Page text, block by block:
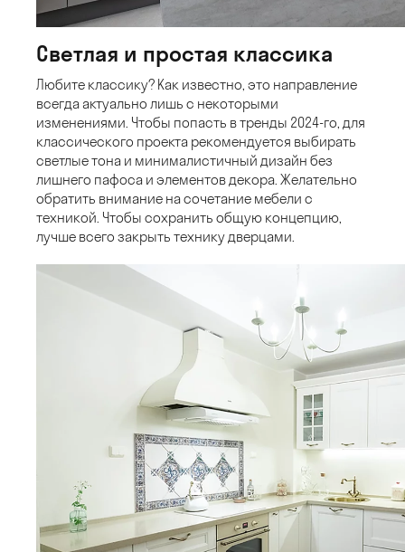
Светлая и простая классика
Любите классику? Как известно, это направление
всегда актуально лишь с некоторыми
изменениями. Чтобы попасть в тренды 2024-го, для
классического проекта рекомендуется выбирать
светлые тона и минималистичный дизайн без
лишнего пафоса и элементов декора. Желательно
обратить внимание на сочетание мебели с
техникой. Чтобы сохранить общую концепцию,
лучше всего закрыть технику дверцами.